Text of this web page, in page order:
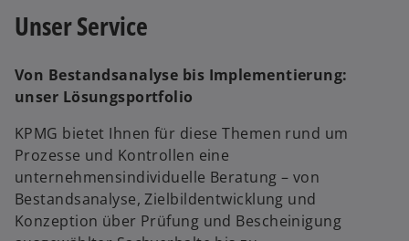
Unser Service
Von Bestandsanalyse bis Implementierung:
unser Lösungsportfolio
KPMG bietet Ihnen für diese Themen rund um
Prozesse und Kontrollen eine
unternehmensindividuelle Beratung – von
Bestandsanalyse, Zielbildentwicklung und
Konzeption über Prüfung und Bescheinigung